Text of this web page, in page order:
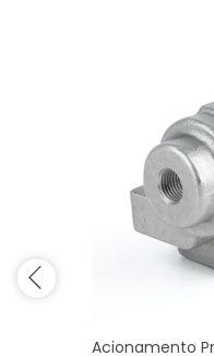
Acionamento